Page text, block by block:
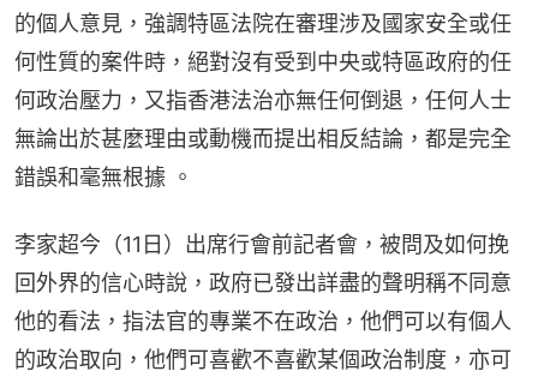
的個人意見，強調特區法院在審理涉及國家安全或任
何性質的案件時，絕對沒有受到中央或特區政府的任
何政治壓力，又指香港法治亦無任何倒退，任何人士
無論出於甚麼理由或動機而提出相反結論，都是完全
錯誤和毫無根據 。
李家超今（11日）出席行會前記者會，被問及如何挽
回外界的信心時說，政府已發出詳盡的聲明稱不同意
他的看法，指法官的專業不在政治，他們可以有個人
的政治取向，他們可喜歡不喜歡某個政治制度，亦可